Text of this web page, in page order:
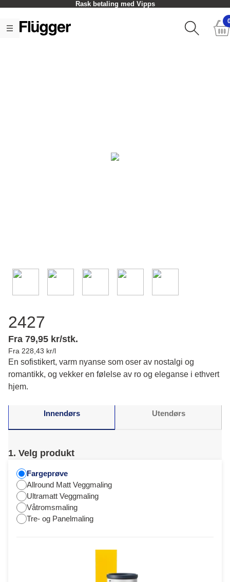
Rask betaling med Vipps
2427
Fra 79,95 kr/stk.
Fra 228,43 kr/l
En sofistikert, varm nyanse som oser av nostalgi og
romantikk, og vekker en følelse av ro og eleganse i ethvert
hjem.
Innendørs Utendørs
1. Velg produkt
Fargeprøve
Allround Matt Veggmaling
Ultramatt Veggmaling
Våtromsmaling
Tre- og Panelmaling